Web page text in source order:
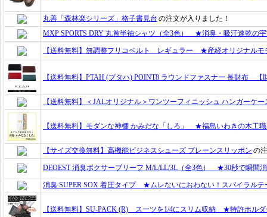
丸善「森林楽シリーズ」格子書見台 の注文が入りました！
MXP SPORTS DRY 丸首半袖シャツ（全3色） ★消臭・吸汗速乾の
【送料無料】無調整フリコベルト レギュラー ★産経オリジナ
【送料無料】PTAH (プタハ) POINT8 ラウンドファスナー 長財布
【送料無料】＜JALオリジナル＞ワンツーフィニッシュ ハンガー
【送料無料】モダンな神棚 かみだな「しろ」 ★福島いわきの木工
【サイズ交換無料】高機能ビジネスシューズ プレーンスリッポン の
DEOEST 消臭ボクサーブリーフ M/L/LL/3L（全3色） ★30秒で瞬間
消臭 SUPER SOX 着圧タイプ ★ムレないにおわない！スパイラル
【送料無料】SU-PACK (R) スーツを1/4にスリム収納 ★特許ホ